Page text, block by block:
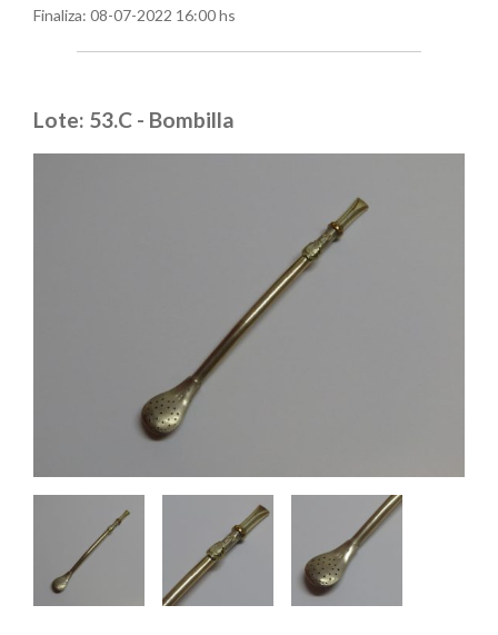
Finaliza: 08-07-2022 16:00 hs
Lote: 53.C - Bombilla